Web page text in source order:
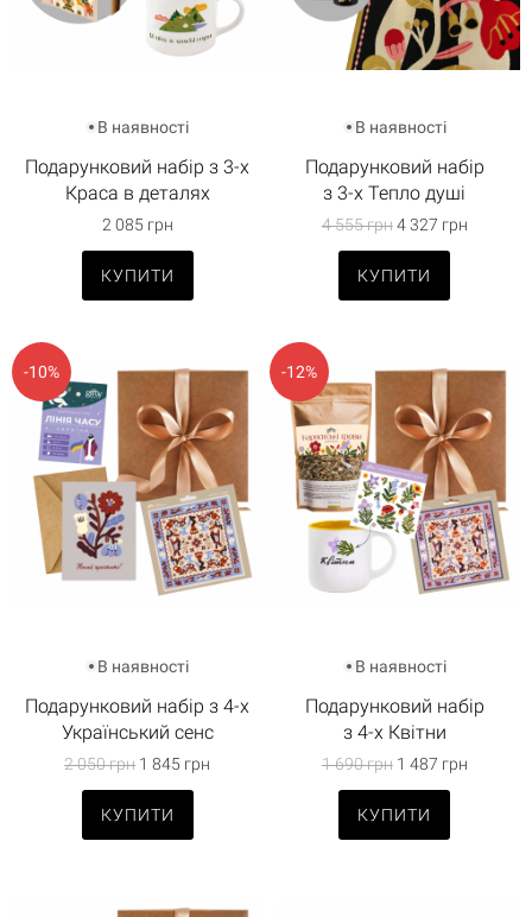
В наявності
Подарунковий набір з 3-х
Краса в деталях
2 085 грн
КУПИТИ
В наявності
Подарунковий набір
з 3-х Тепло душі
4 555 грн4 327 грн
КУПИТИ
-10%
В наявності
Подарунковий набір з 4-х
Український сенс
2 050 грн 1 845 грн
КУПИТИ
-12%
В наявності
Подарунковий набір
з 4-х Квітни
1 690 грн1 487 грн
КУПИТИ